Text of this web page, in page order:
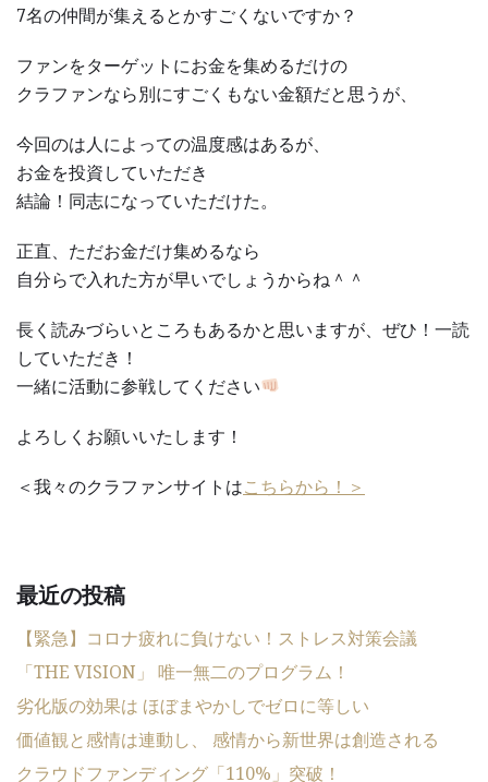
7名の仲間が集えるとかすごくないですか？
ファンをターゲットにお金を集めるだけの
クラファンなら別にすごくもない金額だと思うが、
今回のは人によっての温度感はあるが、
お金を投資していただき
結論！同志になっていただけた。
正直、ただお金だけ集めるなら
自分らで入れた方が早いでしょうからね＾＾
長く読みづらいところもあるかと思いますが、ぜひ！一読
していただき！
一緒に活動に参戦してください
よろしくお願いいたします！
＜我々のクラファンサイトはこちらから！＞
最近の投稿
【緊急】コロナ疲れに負けない！ストレス対策会議
「THE VISION」 唯一無二のプログラム！
劣化版の効果は ほぼまやかしでゼロに等しい
価値観と感情は連動し、 感情から新世界は創造される
クラウドファンディング「110%」突破！